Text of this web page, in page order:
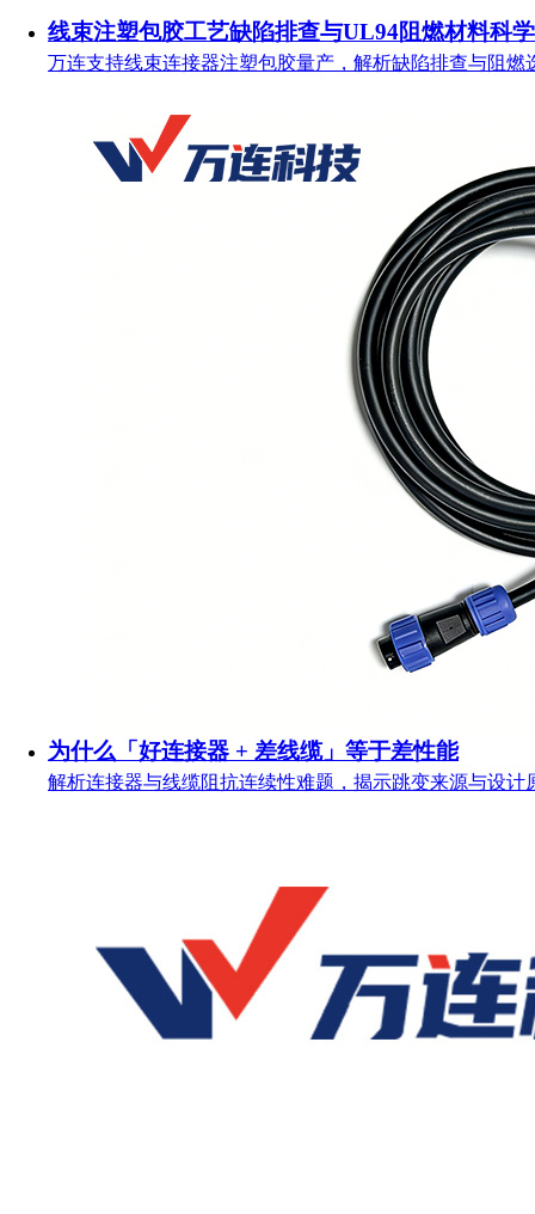
线束注塑包胶工艺缺陷排查与UL94阻燃材料科
万连支持线束连接器注塑包胶量产，解析缺陷排查与阻燃
为什么「好连接器 + 差线缆」等于差性能
解析连接器与线缆阻抗连续性难题，揭示跳变来源与设计